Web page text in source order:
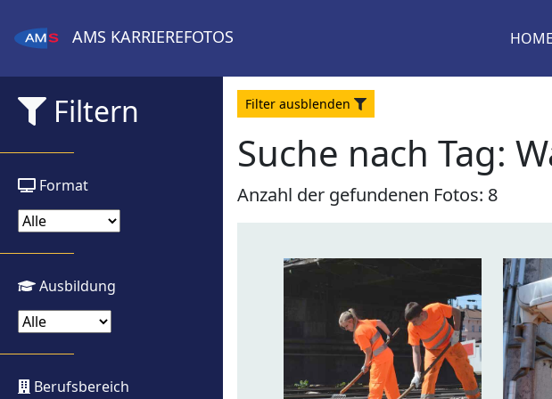
AMS KARRIEREFOTOS HOME
Filtern
Format
Ausbildung
Berufsbereich
Filter ausblenden
Suche nach Tag:
Anzahl der gefundenen Fotos: 8